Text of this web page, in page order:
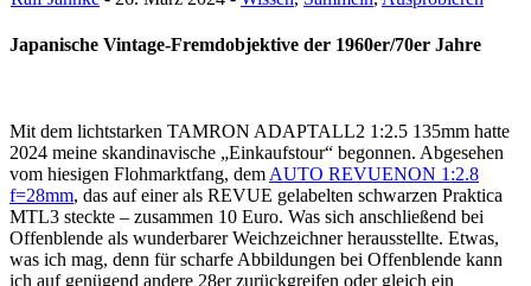
Japanische Vintage-Fremdobjektive der 1960er/70er Jahre
Mit dem lichtstarken TAMRON ADAPTALL2 1:2.5 135mm hatte
2024 meine skandinavische „Einkaufstour“ begonnen. Abgesehen
vom hiesigen Flohmarktfang, dem AUTO REVUENON 1:2.8
f=28mm, das auf einer als REVUE gelabelten schwarzen Praktica
MTL3 steckte – zusammen 10 Euro. Was sich anschließend bei
Offenblende als wunderbarer Weichzeichner herausstellte. Etwas,
was ich mag, denn für scharfe Abbildungen bei Offenblende kann
ich auf genügend andere 28er zurückgreifen oder gleich ein